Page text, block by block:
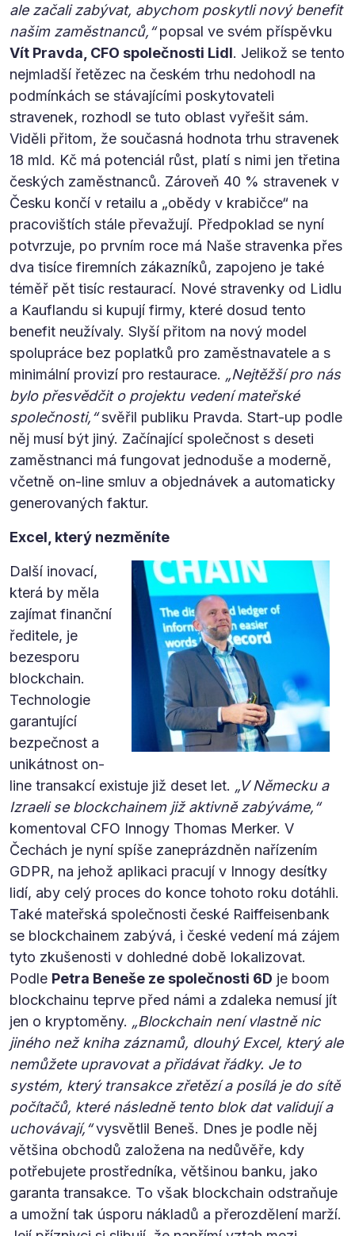
ale začali zabývat, abychom poskytli nový benefit
našim zaměstnanců,“popsal ve svém příspěvku
Vít Pravda, CFO společnosti Lidl. Jelikož se tento
nejmladší řetězec na českém trhu nedohodl na
podmínkách se stávajícími poskytovateli
stravenek, rozhodl se tuto oblast vyřešit sám.
Viděli přitom, že současná hodnota trhu stravenek
18 mld. Kč má potenciál růst, platí s nimi jen třetina
českých zaměstnanců. Zároveň 40 % stravenek v
Česku končí v retailu a „obědy v krabičce“ na
pracovištích stále převažují. Předpoklad se nyní
potvrzuje, po prvním roce má Naše stravenka přes
dva tisíce firemních zákazníků, zapojeno je také
téměř pět tisíc restaurací. Nové stravenky od Lidlu
a Kauflandu si kupují firmy, které dosud tento
benefit neužívaly. Slyší přitom na nový model
spolupráce bez poplatků pro zaměstnavatele a s
minimální provizí pro restaurace. „Nejtěžší pro nás
bylo přesvědčit o projektu vedení mateřské
společnosti,“svěřil publiku Pravda. Start-up podle
něj musí být jiný. Začínající společnost s deseti
zaměstnanci má fungovat jednoduše a moderně,
včetně on-line smluv a objednávek a automaticky
generovaných faktur.
Excel, který nezměníte
Další inovací,
která by měla
zajímat finanční
ředitele, je
bezesporu
blockchain.
Technologie
garantující
bezpečnost a
unikátnost on-
line transakcí existuje již deset let. „V Německu a
Izraeli se blockchainem již aktivně zabýváme,“
komentoval CFO Innogy Thomas Merker. V
Čechách je nyní spíše zaneprázdněn nařízením
GDPR, na jehož aplikaci pracují v Innogy desítky
lidí, aby celý proces do konce tohoto roku dotáhli.
Také mateřská společnosti české Raiffeisenbank
se blockchainem zabývá, i české vedení má zájem
tyto zkušenosti v dohledné době lokalizovat.
Podle Petra Beneše ze společnosti 6D je boom
blockchainu teprve před námi a zdaleka nemusí jít
jen o kryptoměny. „Blockchain není vlastně nic
jiného než kniha záznamů, dlouhý Excel, který ale
nemůžete upravovat a přidávat řádky. Je to
systém, který transakce zřetězí a posílá je do sítě
počítačů, které následně tento blok dat validují a
uchovávají,“vysvětlil Beneš. Dnes je podle něj
většina obchodů založena na nedůvěře, kdy
potřebujete prostředníka, většinou banku, jako
garanta transakce. To však blockchain odstraňuje
a umožní tak úsporu nákladů a přerozdělení marží.